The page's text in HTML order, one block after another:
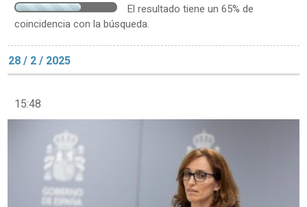
El resultado tiene un 65% de
coincidencia con la búsqueda.
28 / 2 / 2025
15:48